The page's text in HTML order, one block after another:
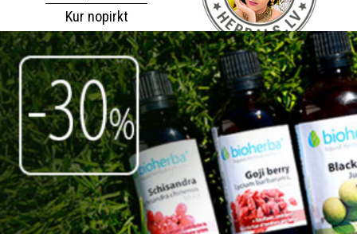
Kur nopirkt